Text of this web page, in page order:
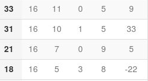
33 16 11 0 5
9
31 16 10 1 5
33
21 16 7 0 9
5
18 16 5 3 8
-22